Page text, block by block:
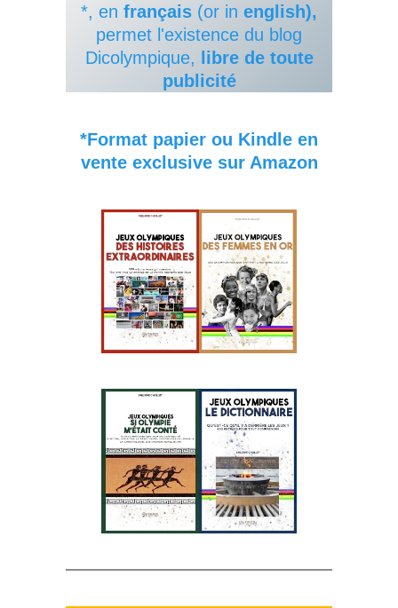
*, en français (or in english),
permet l'existence du blog
Dicolympique, libre de toute
publicité
*Format papier ou Kindle en
vente exclusive sur Amazon